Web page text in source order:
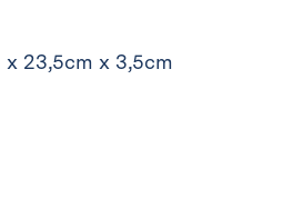
x 23,5cm x 3,5cm